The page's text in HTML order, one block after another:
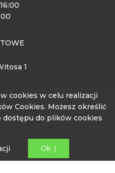
1
cookies w celu realizacji
Cookies. Możesz określić
do plików cookies
Ok :)